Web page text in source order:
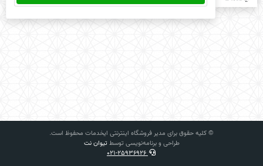
© کلیه حقوق برای مدیر فروشگاه اینترنتی ایخدمات محفوظ است.
طراحی و برنامه‌نویسی توسط تیوان نت
021-25936926